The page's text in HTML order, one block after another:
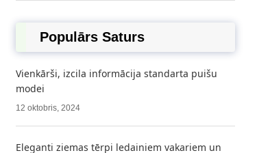
Populārs Saturs
Vienkārši, izcila informācija standarta puišu
modei
12 oktobris, 2024
Eleganti ziemas tērpi ledainiem vakariem un